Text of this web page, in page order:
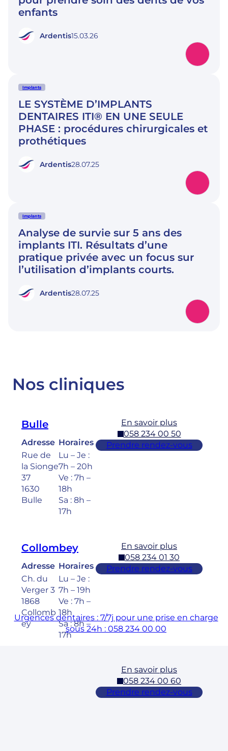
enfants
Ardentis15.03.26
Implants
LE SYSTÈME D’IMPLANTS
DENTAIRES ITI® EN UNE SEULE
PHASE : procédures chirurgicales et
prothétiques
Ardentis28.07.25
Implants
Analyse de survie sur 5 ans des
implants ITI. Résultats d’une
pratique privée avec un focus sur
l’utilisation d’implants courts.
Ardentis28.07.25
Nos cliniques
Bulle
Adresse
Rue de
la Sionge
37
1630
Bulle
Horaires
Lu – Je :
7h – 20h
Ve : 7h –
18h
Sa : 8h –
17h
En savoir plus
058 234 00 50
Prendre rendez-vous
Collombey
Adresse
Ch. du
Verger 3
1868
Collomb
ey
Horaires
Lu – Je :
7h – 19h
Ve : 7h –
18h
Sa : 8h –
17h
En savoir plus
058 234 01 30
Prendre rendez-vous
En savoir plus
058 234 00 60
Prendre rendez-vous
Urgences dentaires : 7/7j pour une prise en charge
sous 24h : 058 234 00 00